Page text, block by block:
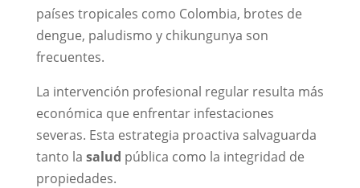
países tropicales como Colombia, brotes de
dengue, paludismo y chikungunya son
frecuentes.
La intervención profesional regular resulta más
económica que enfrentar infestaciones
severas. Esta estrategia proactiva salvaguarda
tanto la salud pública como la integridad de
propiedades.